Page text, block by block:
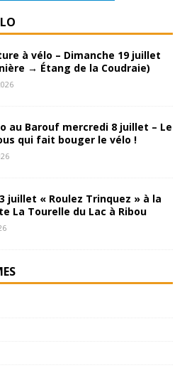
à vélo – Dimanche 19 juillet
→ Étang de la Coudraie)
au Barouf mercredi 8 juillet – Le
qui fait bouger le vélo !
juillet « Roulez Trinquez » à la
La Tourelle du Lac à Ribou